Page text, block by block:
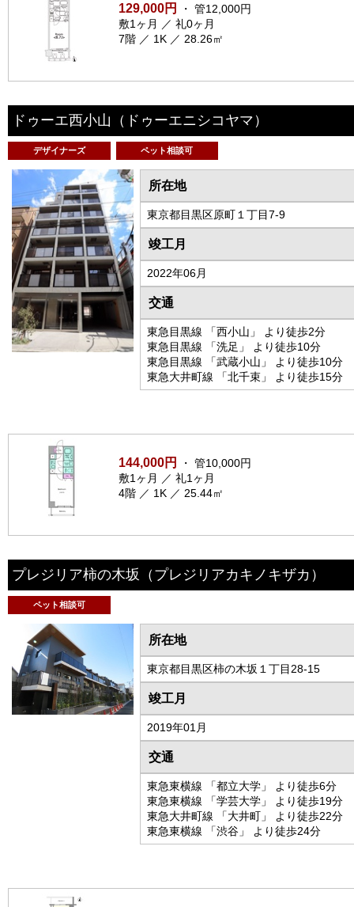
129,000円
・ 管12,000円
敷1ヶ月 ／ 礼0ヶ月
7階 ／ 1K ／ 28.26㎡
ドゥーエ西小山 （ドゥーエニシコヤマ）
デザイナーズ ペット相談可
所在地
東京都目黒区原町１丁目7-9
竣工月
2022年06月
交通
東急目黒線 「西小山」 より徒歩2分
東急目黒線 「洗足」 より徒歩10分
東急目黒線 「武蔵小山」 より徒歩10分
東急大井町線 「北千束」 より徒歩15分
144,000円
・ 管10,000円
敷1ヶ月 ／ 礼1ヶ月
4階 ／ 1K ／ 25.44㎡
プレジリア柿の木坂 （プレジリアカキノキザカ）
ペット相談可
所在地
東京都目黒区柿の木坂１丁目28-15
竣工月
2019年01月
交通
東急東横線 「都立大学」 より徒歩6分
東急東横線 「学芸大学」 より徒歩19分
東急大井町線 「大井町」 より徒歩22分
東急東横線 「渋谷」 より徒歩24分